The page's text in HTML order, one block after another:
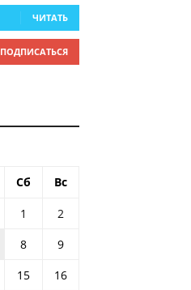
ЧИТАТЬ
ПОДПИСАТЬСЯ
Сб Вс
1
2
8
9
15
16